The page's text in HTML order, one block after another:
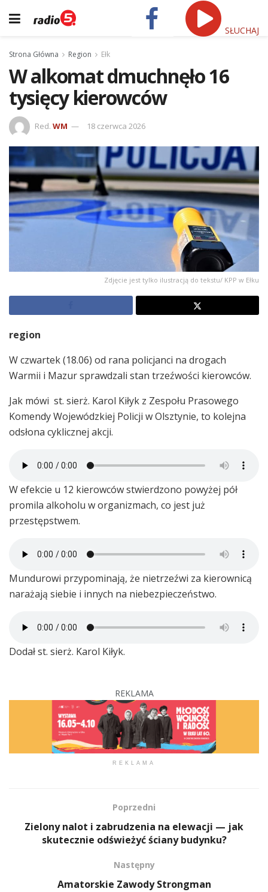
SŁUCHAJ
Strona Główna Region Ełk
W alkomat dmuchnęło 16
tysięcy kierowców
Red. WM 18 czerwca 2026
Zdjęcie jest tylko ilustracją do tekstu/ KPP w Ełku
region
W czwartek (18.06) od rana policjanci na drogach
Warmii i Mazur sprawdzali stan trzeźwości kierowców.
Jak mówi st. sierż. Karol Kiłyk z Zespołu Prasowego
Komendy Wojewódzkiej Policji w Olsztynie, to kolejna
odsłona cyklicznej akcji.
W efekcie u 12 kierowców stwierdzono powyżej pół
promila alkoholu w organizmach, co jest już
przestępstwem.
Mundurowi przypominają, że nietrzeźwi za kierownicą
narażają siebie i innych na niebezpieczeństwo.
Dodał st. sierż. Karol Kiłyk.
REKLAMA
REKLAMA
Poprzedni
Zielony nalot i zabrudzenia na elewacji — jak
skutecznie odświeżyć ściany budynku?
Następny
Amatorskie Zawody Strongman